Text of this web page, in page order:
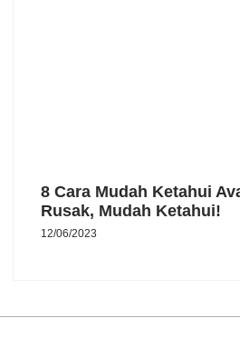
8 Cara Mudah Ketahui
Rusak, Mudah Ketahui!
12/06/2023